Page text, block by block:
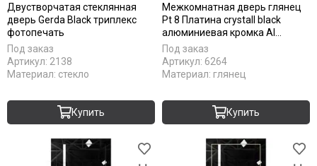
Двустворчатая стеклянная
дверь Gerda Black триплекс
фотопечать
Под заказ
Артикул: 2138
Материал: стекло
Купить
Межкомнатная дверь глянец
Pt 8 Платина crystall black
алюминиевая кромка Al
остеклённая
Под заказ
Артикул: 6264
Материал: глянец
Купить